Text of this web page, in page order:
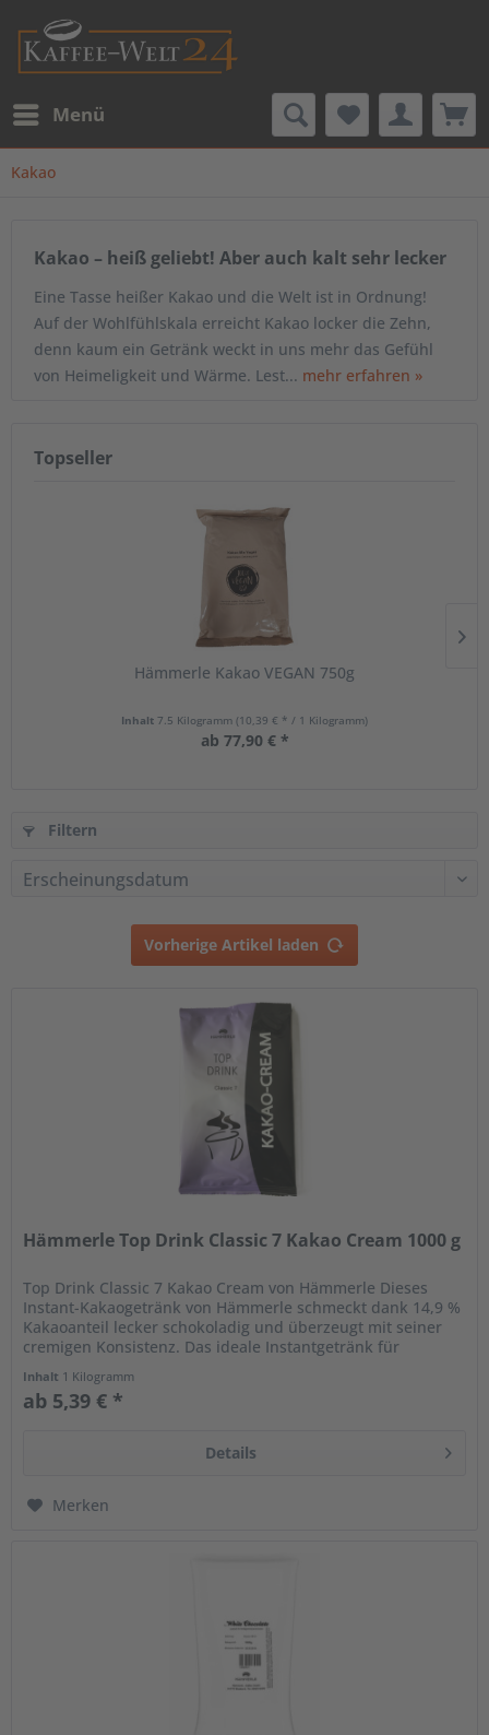
Menü
Kakao
Kakao – heiß geliebt! Aber auch kalt sehr lecker
Eine Tasse heißer Kakao und die Welt ist in Ordnung!
Auf der Wohlfühlskala erreicht Kakao locker die Zehn,
denn kaum ein Getränk weckt in uns mehr das Gefühl
von Heimeligkeit und Wärme. Lest... mehr erfahren »
Topseller
Hämmerle Kakao VEGAN 750g
Inhalt 7.5 Kilogramm (10,39 € * / 1 Kilogramm)
ab 77,90 € *
Filtern
Vorherige Artikel laden
Hämmerle Top Drink Classic 7 Kakao Cream 1000 g
Top Drink Classic 7 Kakao Cream von Hämmerle Dieses
Instant-Kakaogetränk von Hämmerle schmeckt dank 14,9 %
Kakaoanteil lecker schokoladig und überzeugt mit seiner
cremigen Konsistenz. Das ideale Instantgetränk für
Inhalt 1 Kilogramm
ab 5,39 € *
Details
Merken